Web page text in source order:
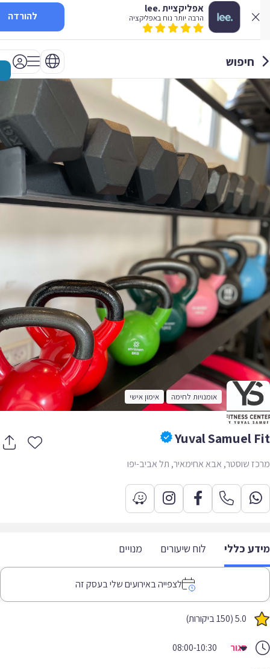
אפליקציית .lee
הרבה יותר נוח באפליקציה להורדה
חיפוש
אומנויות לחימה אימון אישי
Yuval Samuel
שוסטר, אבא אחימאיר, תל אביב-יפו
כללי לוח שיעורים מנויים
לצפייה באירועים שלי בעסק זה
5.0 (150 ביקורות)
סגור 08:00-10:30